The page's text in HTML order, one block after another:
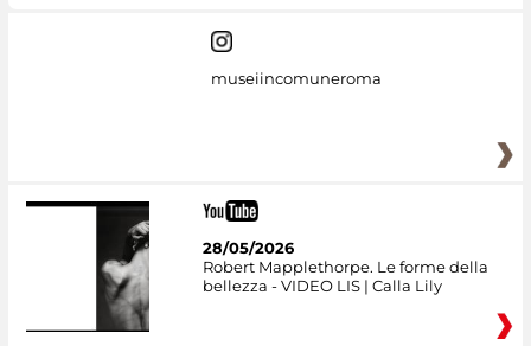
museiincomuneroma
28/05/2026
Robert Mapplethorpe. Le forme della
bellezza - VIDEO LIS | Calla Lily